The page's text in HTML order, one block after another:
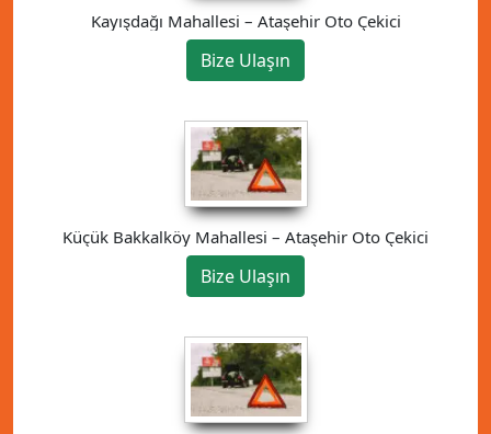
Kayışdağı Mahallesi – Ataşehir Oto Çekici
Bize Ulaşın
Küçük Bakkalköy Mahallesi – Ataşehir Oto Çekici
Bize Ulaşın